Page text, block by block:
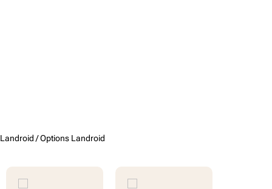
Landroid /Options Landroid